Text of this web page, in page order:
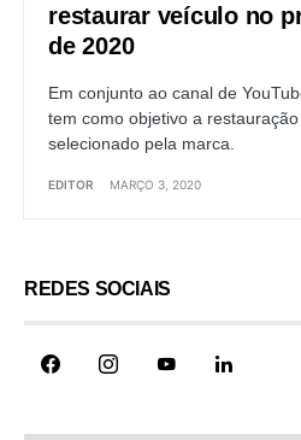
restaurar veículo no
de 2020
Em conjunto ao canal de
tem como objetivo a
selecionado pela marca.
EDITOR MARÇO 3, 2020
REDES SOCIAIS